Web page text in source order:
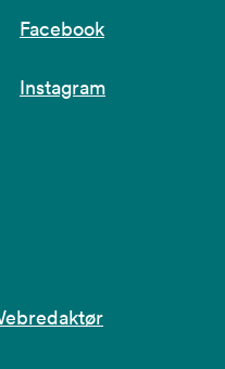
Facebook
Instagram